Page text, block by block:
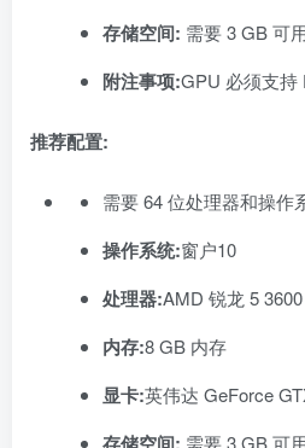
存储空间: 需要 3 GB 可
附注事项:GPU 必须支持
推荐配置:
需要 64 位处理器和操作
操作系统:窗户10
处理器:AMD 锐龙 5
内存:8 GB 内存
显卡:英伟达 GeForce